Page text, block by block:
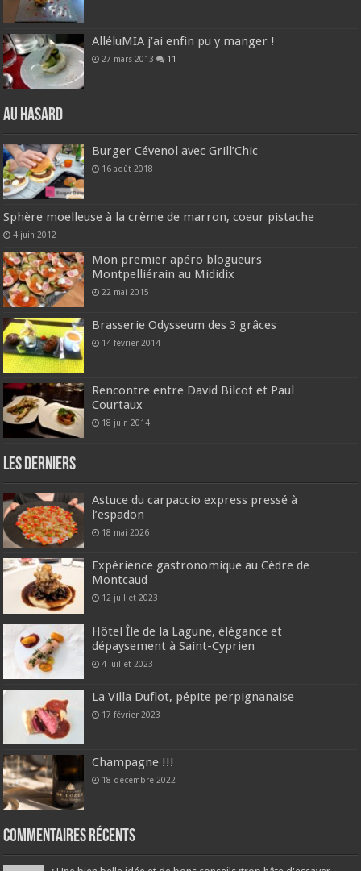
AlléluMIA j’ai enfin pu y manger !
27 mars 2013 11
Au hasard
Burger Cévenol avec Grill’Chic
16 août 2018
Sphère moelleuse à la crème de marron, coeur pistache
4 juin 2012
Mon premier apéro blogueurs
Montpelliérain au Mididix
22 mai 2015
Brasserie Odysseum des 3 grâces
14 février 2014
Rencontre entre David Bilcot et Paul
Courtaux
18 juin 2014
Les derniers
Astuce du carpaccio express pressé à
l’espadon
18 mai 2026
Expérience gastronomique au Cèdre de
Montcaud
12 juillet 2023
Hôtel Île de la Lagune, élégance et
dépaysement à Saint-Cyprien
4 juillet 2023
La Villa Duflot, pépite perpignanaise
17 février 2023
Champagne !!!
18 décembre 2022
Commentaires récents